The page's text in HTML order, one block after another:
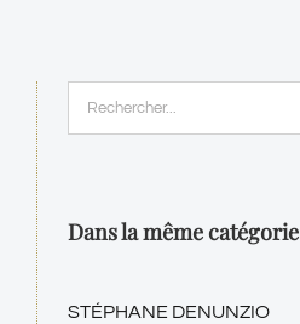
Dans la même catégorie
STÉPHANE DENUNZIO